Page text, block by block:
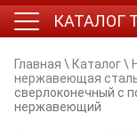
КАТАЛОГ
Главная \ Каталог\
нержавеющая
сверлоконечный с
нержавеющий